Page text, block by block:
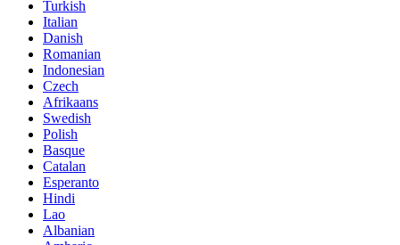
Turkish
Italian
Danish
Romanian
Indonesian
Czech
Afrikaans
Swedish
Polish
Basque
Catalan
Esperanto
Hindi
Lao
Albanian